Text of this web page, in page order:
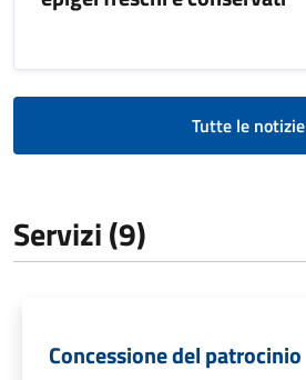
Tutte le notizie
Servizi (9)
Concessione del patrocinio